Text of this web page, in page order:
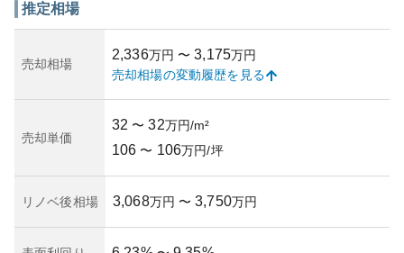
推定相場
売却相場
2,336万円 〜 3,175万円
売却相場の変動履歴を見る
売却単価
32 〜 32万円/m²
106 〜 106万円/坪
リノベ後相場 3,068万円 〜 3,750万円